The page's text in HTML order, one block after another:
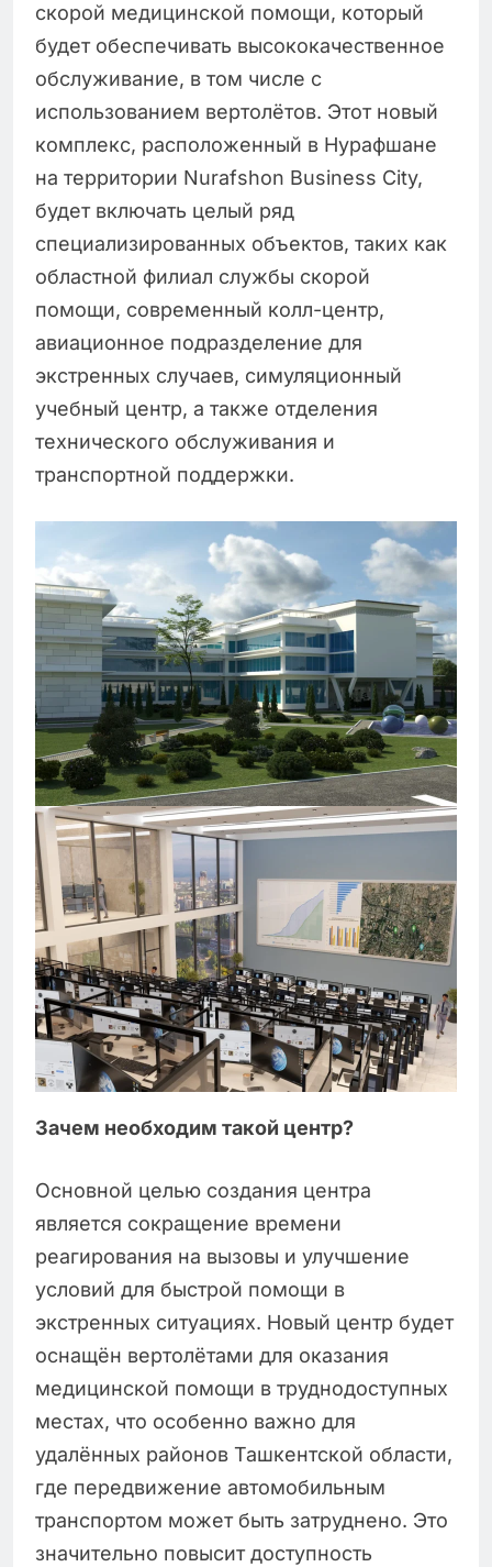
скорой медицинской помощи, который
будет обеспечивать высококачественное
обслуживание, в том числе с
использованием вертолётов. Этот новый
комплекс, расположенный в Нурафшане
на территории Nurafshon Business City,
будет включать целый ряд
специализированных объектов, таких как
областной филиал службы скорой
помощи, современный колл-центр,
авиационное подразделение для
экстренных случаев, симуляционный
учебный центр, а также отделения
технического обслуживания и
транспортной поддержки.
Зачем необходим такой центр?
Основной целью создания центра
является сокращение времени
реагирования на вызовы и улучшение
условий для быстрой помощи в
экстренных ситуациях. Новый центр будет
оснащён вертолётами для оказания
медицинской помощи в труднодоступных
местах, что особенно важно для
удалённых районов Ташкентской области,
где передвижение автомобильным
транспортом может быть затруднено. Это
значительно повысит доступность